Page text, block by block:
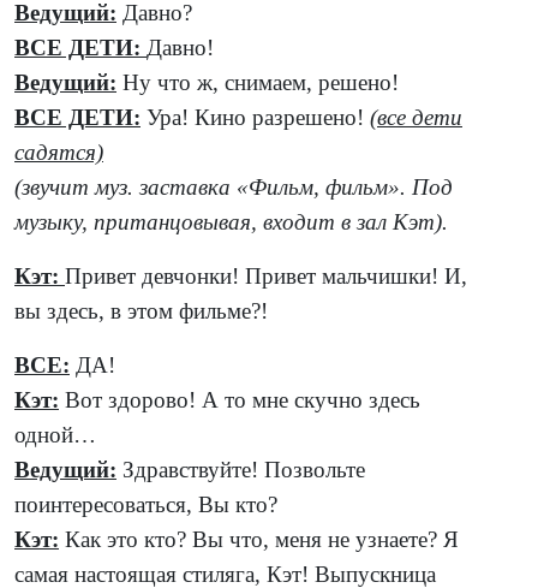
Ведущий: Давно?
ВСЕ ДЕТИ: Давно!
Ведущий: Ну что ж, снимаем, решено!
ВСЕ ДЕТИ: Ура! Кино разрешено! (все дети
садятся)
(звучит муз. заставка «Фильм, фильм». Под
музыку, пританцовывая, входит в зал Кэт).
Кэт: Привет девчонки! Привет мальчишки! И,
вы здесь, в этом фильме?!
ВСЕ: ДА!
Кэт: Вот здорово! А то мне скучно здесь
одной…
Ведущий: Здравствуйте! Позвольте
поинтересоваться, Вы кто?
Кэт: Как это кто? Вы что, меня не узнаете? Я
самая настоящая стиляга, Кэт! Выпускница